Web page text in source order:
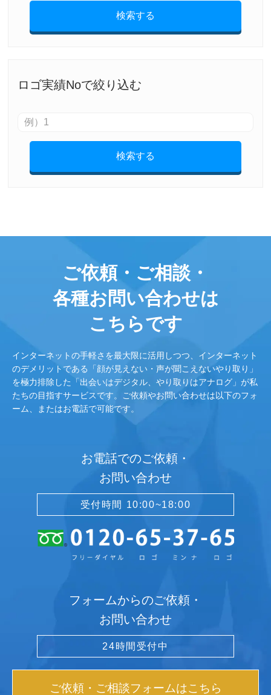
検索する
ロゴ実績Noで絞り込む
検索する
ご依頼・ご相談・
各種お問い合わせは
こちらです
インターネットの手軽さを最大限に活用しつつ、インターネット
のデメリットである「顔が見えない・声が聞こえないやり取り」
を極力排除した「出会いはデジタル、やり取りはアナログ」が私
たちの目指すサービスです。ご依頼やお問い合わせは以下のフォ
ーム、またはお電話で可能です。
お電話でのご依頼・
お問い合わせ
受付時間 10:00~18:00
フォームからのご依頼・
お問い合わせ
24時間受付中
ご依頼・ご相談フォームはこちら